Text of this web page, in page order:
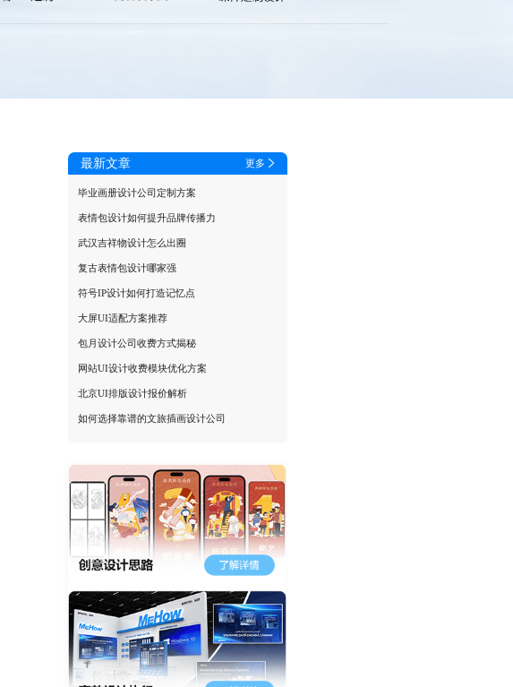
最新文章 更多
毕业画册设计公司定制方案
表情包设计如何提升品牌传播力
武汉吉祥物设计怎么出圈
复古表情包设计哪家强
符号IP设计如何打造记忆点
大屏UI适配方案推荐
包月设计公司收费方式揭秘
网站UI设计收费模块优化方案
北京UI排版设计报价解析
如何选择靠谱的文旅插画设计公司